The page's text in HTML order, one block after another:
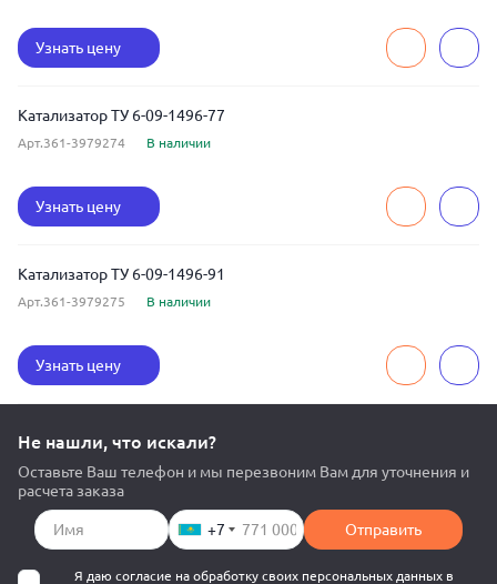
Узнать цену
Катализатор ТУ 6-09-1496-77
Арт.361-3979274 В наличии
Узнать цену
Катализатор ТУ 6-09-1496-91
Арт.361-3979275 В наличии
Узнать цену
Не нашли, что искали?
Оставьте Ваш телефон и мы перезвоним Вам для уточнения и
расчета заказа
+7 Отправить
Я даю согласие на обработку своих персональных данных в